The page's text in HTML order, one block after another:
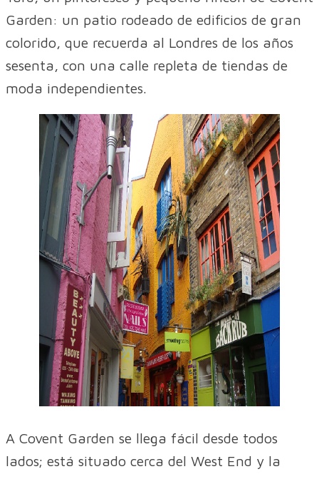
Garden: un patio rodeado de edificios de gran
colorido, que recuerda al Londres de los años
sesenta, con una calle repleta de tiendas de
moda independientes.
A Covent Garden se llega fácil desde todos
lados; está situado cerca del West End y la